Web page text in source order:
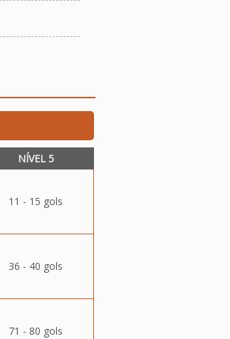
NÍVEL 5
11 - 15 gols
36 - 40 gols
71 - 80 gols